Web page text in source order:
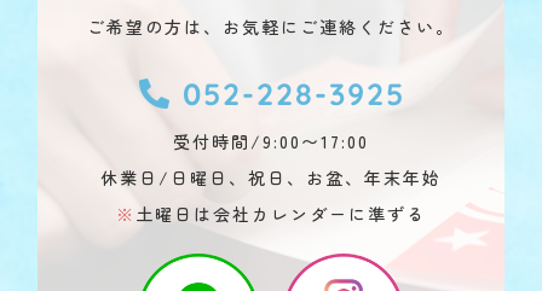
ご希望の方は、お気軽にご連絡ください。
052-228-3925
受付時間/9:00〜17:00
休業日/日曜日、祝日、お盆、年末年始
※ 土曜日は会社カレンダーに準ずる